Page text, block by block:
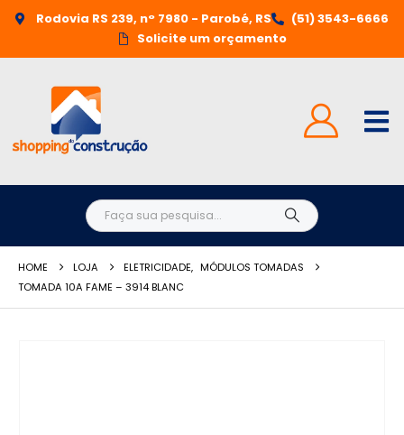
Rodovia RS 239, n° 7980 - Parobé, RS
(51) 3543-6666
Solicite um orçamento
HOME LOJA ELETRICIDADE, MÓDULOS TOMADAS
TOMADA 10A FAME – 3914 BLANC